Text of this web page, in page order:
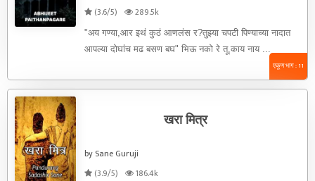
(3.6/5)
289.5k
"अय गण्या,आर इथं कुठं आणलंस र?तुझ्या चपटी पिण्याच्या नादात
आपल्या दोघांच मढ बसण बघ" भिऊ नको रे तू,काय नाय ...
एकूण भाग : 11
खरा मित्र
by Sane Guruji
(3.9/5)
186.4k